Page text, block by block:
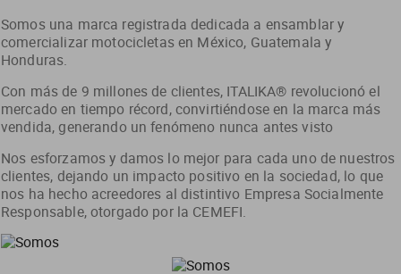
Somos una marca registrada dedicada a ensamblar y
comercializar motocicletas en México, Guatemala y
Honduras.
Con más de 9 millones de clientes, ITALIKA® revolucionó el
mercado en tiempo récord, convirtiéndose en la marca más
vendida, generando un fenómeno nunca antes visto
Nos esforzamos y damos lo mejor para cada uno de nuestros
clientes, dejando un impacto positivo en la sociedad, lo que
nos ha hecho acreedores al distintivo Empresa Socialmente
Responsable, otorgado por la CEMEFI.